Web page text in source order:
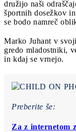
družijo naši
športnih dosežkov
se bodo namreč
Marko Juhant v
gredo mladostniki,
in kdaj se vrnejo.
Preberite še:
Za z internetom